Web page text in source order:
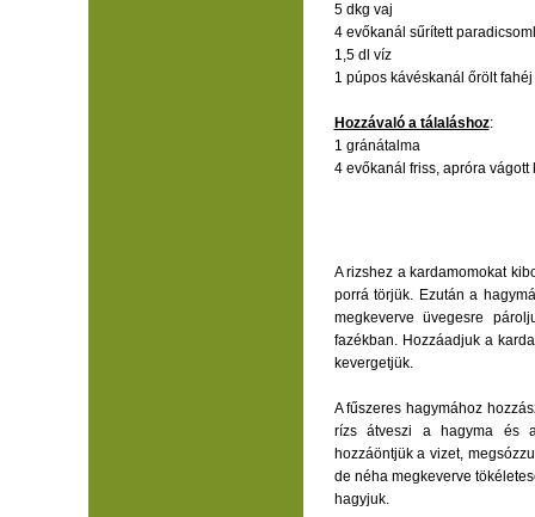
5 dkg vaj
4 evőkanál sűrített
1,5 dl víz
1 púpos kávéskanál őrölt fahéj
Hozzávaló a tálaláshoz:
1 gránátalma
4 evőkanál friss, apróra vágott
A rizshez a kardamomokat
porrá törjük. Ezután a
megkeverve üvegesre
fazékban. Hozzáadjuk a
kevergetjük.
A fűszeres hagymához
rízs átveszi a hagyma és
hozzáöntjük a vizet,
de néha megkeverve
hagyjuk.